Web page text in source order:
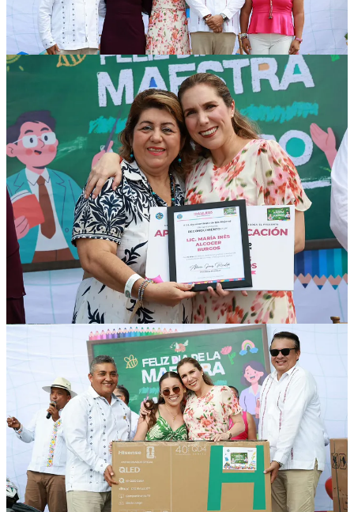
Compartir
Discusión sobre este post
Comentarios Restacks
Lo mejor de Último Debates
Sin posts
Por supuesto, sigue adelante.